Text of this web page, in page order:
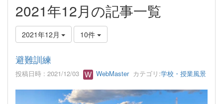
2021年12月の記事一覧
2021年12月 10件
避難訓練
投稿日時 : 2021/12/03 WebMasterカテゴリ:学校・授業風景